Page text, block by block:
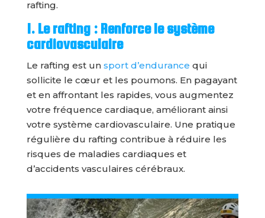
rafting.
1. Le rafting : Renforce le système
cardiovasculaire
Le rafting est un sport d’endurance qui
sollicite le cœur et les poumons. En pagayant
et en affrontant les rapides, vous augmentez
votre fréquence cardiaque, améliorant ainsi
votre système cardiovasculaire. Une pratique
régulière du rafting contribue à réduire les
risques de maladies cardiaques et
d’accidents vasculaires cérébraux.